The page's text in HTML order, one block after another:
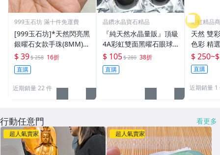
999玉石坊 滿十件免運費
[999玉石坊]*天然閃亮黑
銀曜石女款手珠(8MM)*
39元賠錢出清
$ 39$ 258 16折
直購
近期銷量 22 件
晶鑽水晶寶石精品
『純天然水晶量販』頂級
4A彩虹雙面黑曜石眼球2
1mm墨西哥當地精緻研
磨＊帶雙眼＊天地眼
$ 105$ 280 38折
直購
彩虹精品
天然 雙
色彩 精
石 手珠手串手鍊 驅邪避
凶 開運
黑曜石
$ 250~
直購
近期銷量 1
行動任意門 看更多
超人氣賣家 超人氣賣家